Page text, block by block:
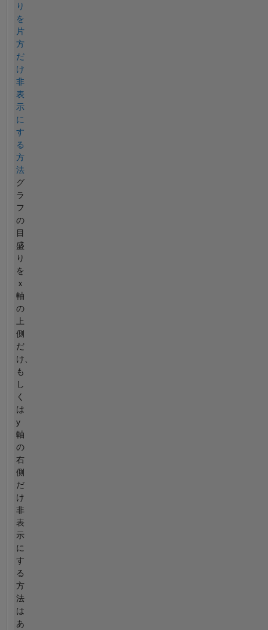
り
を
片
方
だ
け
非
表
示
に
す
る
方
法
グ
ラ
フ
の
目
盛
り
を
ｘ
軸
の
上
側
だ
け、
も
し
く
は
y
軸
の
右
側
だ
け
非
表
示
に
す
る
方
法
は
あ